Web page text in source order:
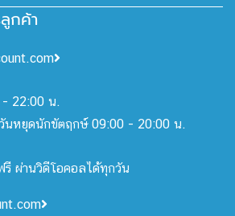
กค้า
- 22:00 น.
นหยุดนักขัตฤกษ์ 09:00 - 20:00 น.
รี ผ่านวิดีโอคอลได้ทุกวัน